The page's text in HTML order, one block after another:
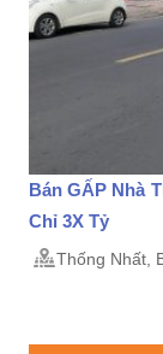
Bán GẤP Nhà
Chỉ 3X Tỷ
Thống Nhất,